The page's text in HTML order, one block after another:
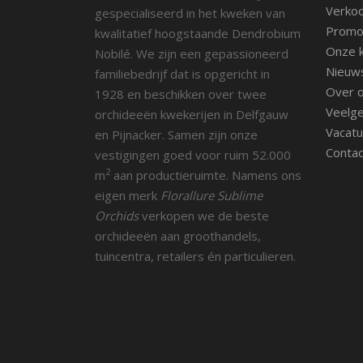
gespecialiseerd in het kweken van
kwalitatief hoogstaande Dendrobium
Nobilé. We zijn een gepassioneerd
familiebedrijf dat is opgericht in
1928 en beschikken over twee
orchideeën kwekerijen in Delfgauw
en Pijnacker. Samen zijn onze
vestigingen goed voor ruim 52.000
m2 aan productieruimte. Namens ons
eigen merk Florallure Sublime
Orchidsverkopen we de beste
orchideeën aan groothandels,
tuincentra, retailers én particulieren.
Onze
Over